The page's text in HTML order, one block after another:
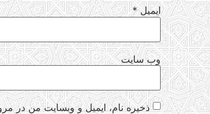
ایمیل*
وب‌ سایت
ذخیره نام، ایمیل و وبسایت من در